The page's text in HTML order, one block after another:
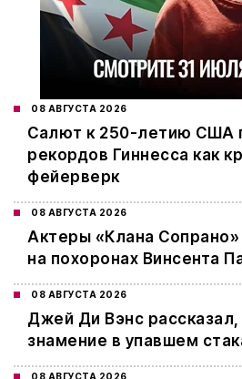
08 АВГУСТА 2026
Салют к 250-летию США
рекордов Гиннесса как
фейерверк
08 АВГУСТА 2026
Актеры «Клана
на похоронах Винсента
08 АВГУСТА 2026
Джей Ди Вэнс рассказал,
знамение в упавшем
08 АВГУСТА 2026